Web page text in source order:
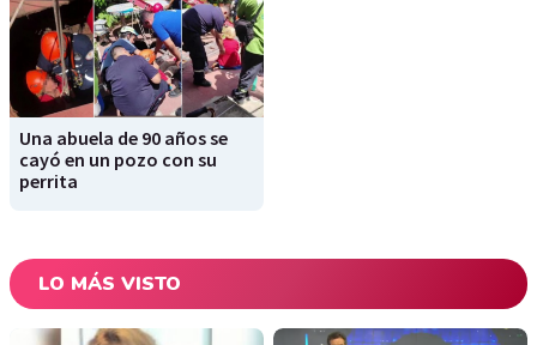
Una abuela de 90 años se
cayó en un pozo con su
perrita
LO MÁS VISTO